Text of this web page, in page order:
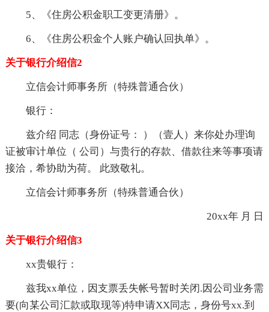
5、《住房公积金职工变更清册》。
6、《住房公积金个人账户确认回执单》。
关于银行介绍信2
立信会计师事务所（特殊普通合伙）
银行：
兹介绍 同志（身份证号： ）（壹人）来你处办理询
证被审计单位（ 公司）与贵行的存款、借款往来等事项请
接洽，希协助为荷。 此致敬礼。
立信会计师事务所（特殊普通合伙）
20xx年 月 日
关于银行介绍信3
xx贵银行：
兹我xx单位，因支票丢失帐号暂时关闭.因公司业务需
要(向某公司汇款或取现等)特申请XX同志，身份号xx.到